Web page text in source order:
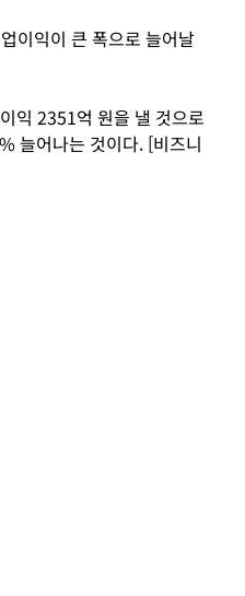
이익이 큰 폭으로 늘어날
익 2351억 원을 낼 것으로
늘어나는 것이다. [비즈니